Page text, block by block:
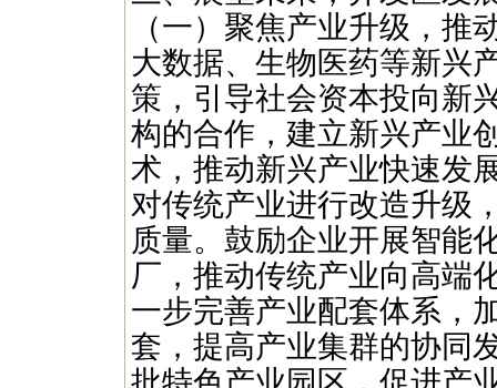
（一）聚焦产业升级，推
大数据、生物医药等新兴
策，引导社会资本投向新
构的合作，建立新兴产业
术，推动新兴产业快速发
对传统产业进行改造升级
质量。鼓励企业开展智能
厂，推动传统产业向高端
一步完善产业配套体系，
套，提高产业集群的协同